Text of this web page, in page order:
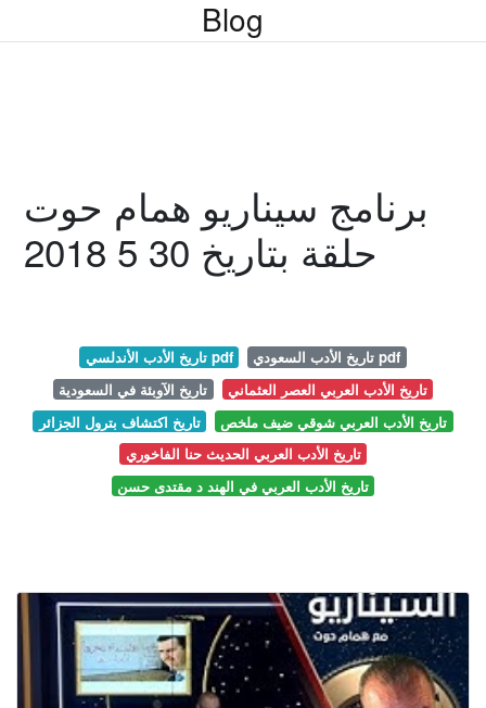
Blog
برنامج سيناريو همام حوت
حلقة بتاريخ 30 5 2018
تاريخ الأدب الأندلسي pdf
تاريخ الأدب السعودي pdf
تاريخ الآوبئة في السعودية
تاريخ الأدب العربي العصر العثماني
تاريخ اكتشاف بترول الجزائر
تاريخ الأدب العربي شوقي ضيف ملخص
تاريخ الأدب العربي الحديث حنا الفاخوري
تاريخ الأدب العربي في الهند د مقتدى حسن